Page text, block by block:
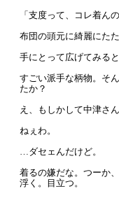
「支度って、コレ着んの
布団の頭元に綺麗にたた
手にとって広げてみる
すごい派手な柄物。そ
たか？
え、もしかして中津さ
ねぇわ。
…ダセェんだけど。
着るの嫌だな。つーか
浮く。目立つ。